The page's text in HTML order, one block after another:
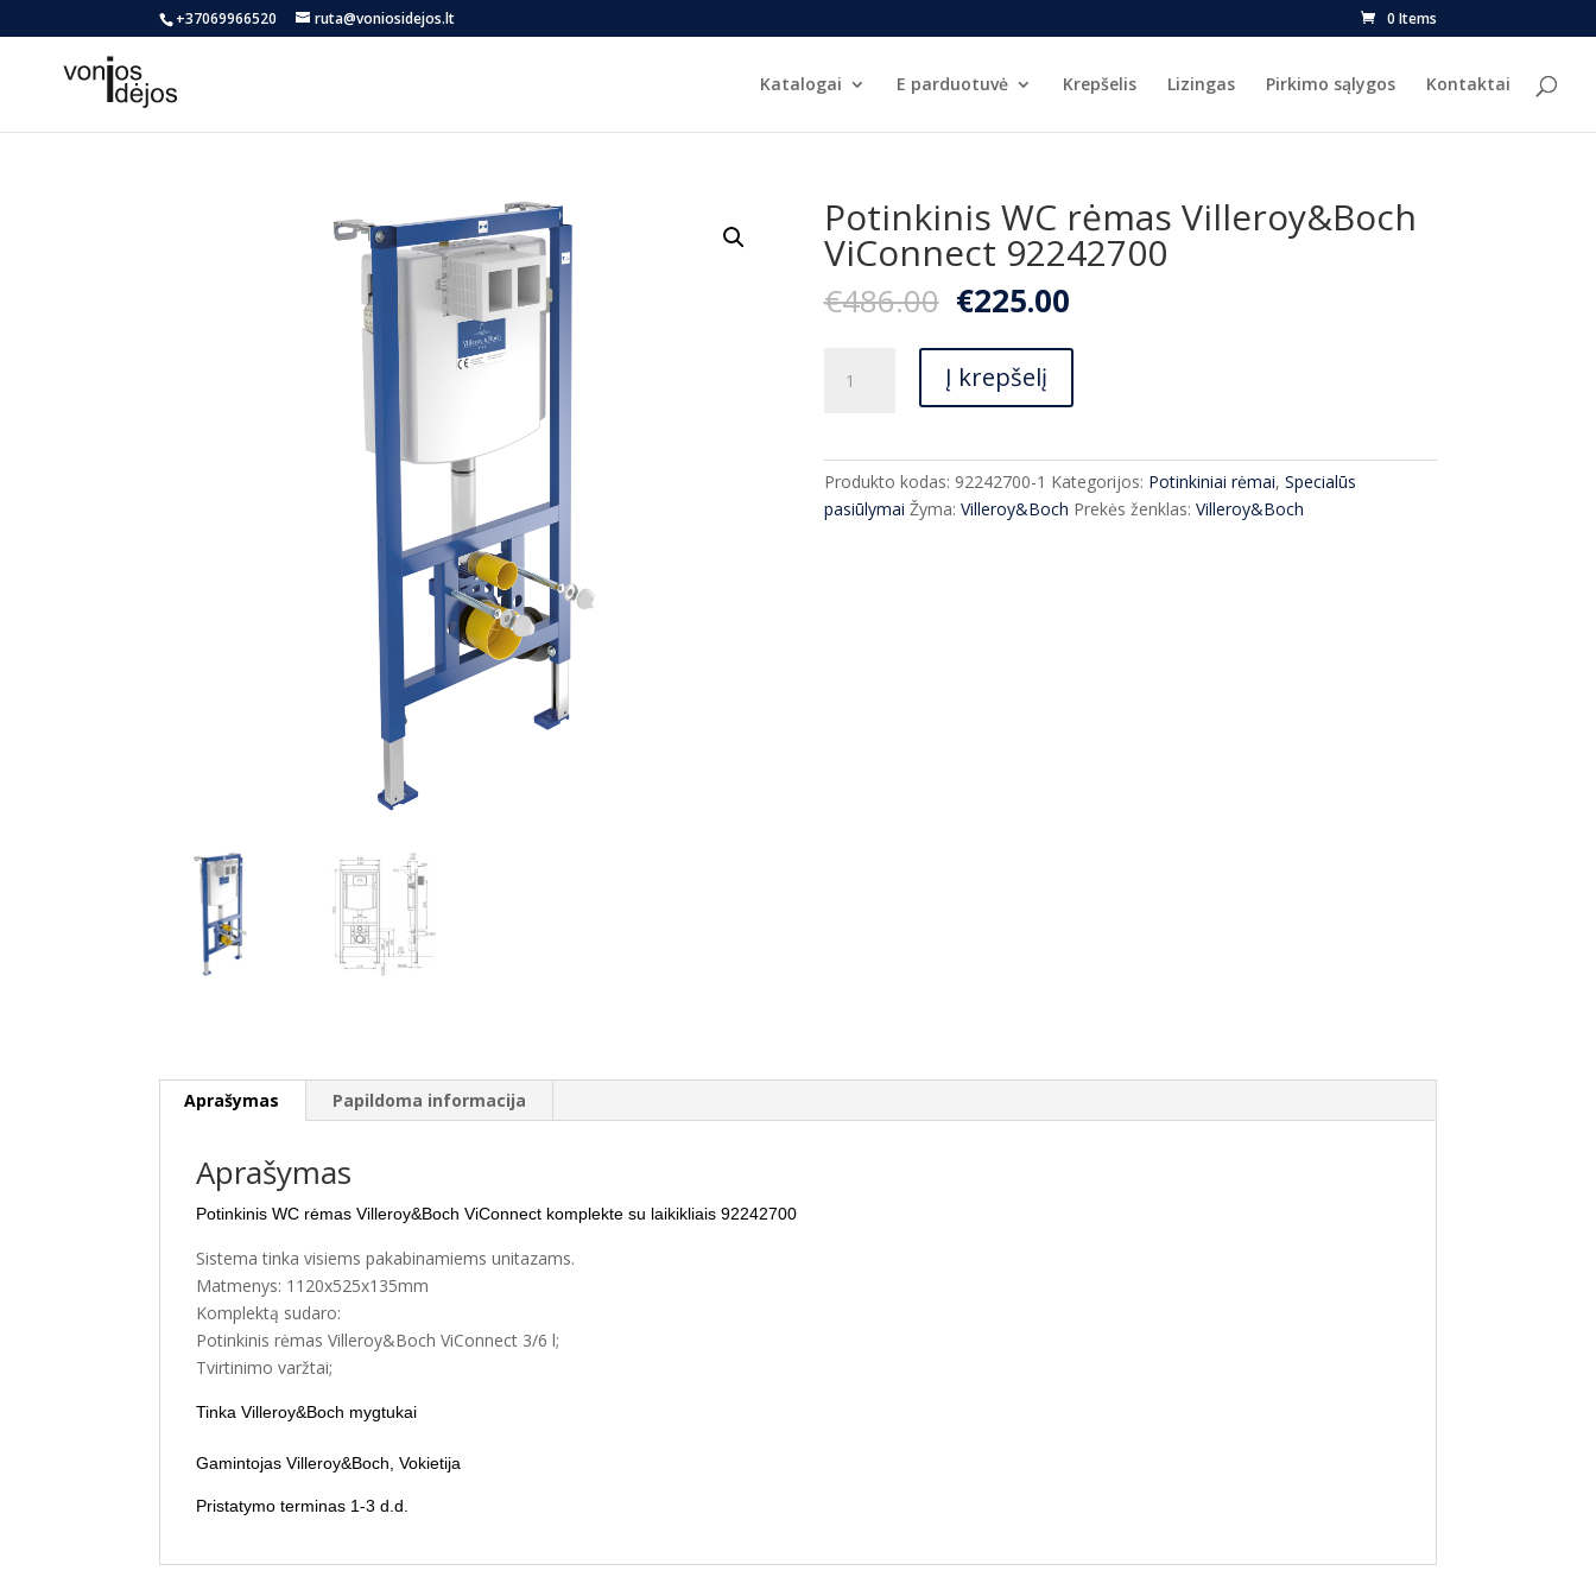
+37069966520 ruta@voniosidejos.lt 0 Items
Katalogai E parduotuvė Krepšelis Lizingas Pirkimo sąlygos Kontaktai
Potinkinis WC rėmas Villeroy&Boch
ViConnect 92242700
€486.00 Original
price
was:
€486.00.
€225.00Current
is:
kiekis:
rėmas
Villeroy&Boch
ViConnect
Į krepšelį
Produkto kodas: 92242700-1 Kategorijos: Potinkiniai rėmai, Specialūs
pasiūlymai Žyma: Villeroy&Boch Prekės ženklas: Villeroy&Boch
Aprašymas Papildoma informacija
Aprašymas
Potinkinis WC rėmas Villeroy&Boch ViConnect komplekte su laikikliais 92242700
Sistema tinka visiems pakabinamiems unitazams.
Matmenys: 1120x525x135mm
Komplektą sudaro:
Potinkinis rėmas Villeroy&Boch ViConnect 3/6 l;
Tvirtinimo varžtai;
Tinka Villeroy&Boch mygtukai
Gamintojas Villeroy&Boch, Vokietija
Pristatymo terminas 1-3 d.d.